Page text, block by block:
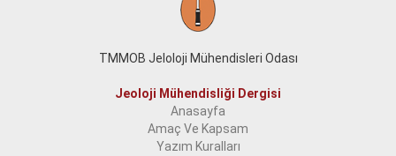
TMMOB Jeloloji Mühendisleri Odası
Jeoloji Mühendisliği Dergisi
Anasayfa
Amaç Ve Kapsam
Yazım Kuralları